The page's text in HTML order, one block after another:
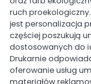
ruch
jest personalizacja
częściej poszukują
dostosowanych do
Drukarnie
oferowanie usług